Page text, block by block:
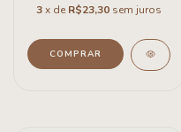
3x de R$23,30 sem juros
COMPRAR